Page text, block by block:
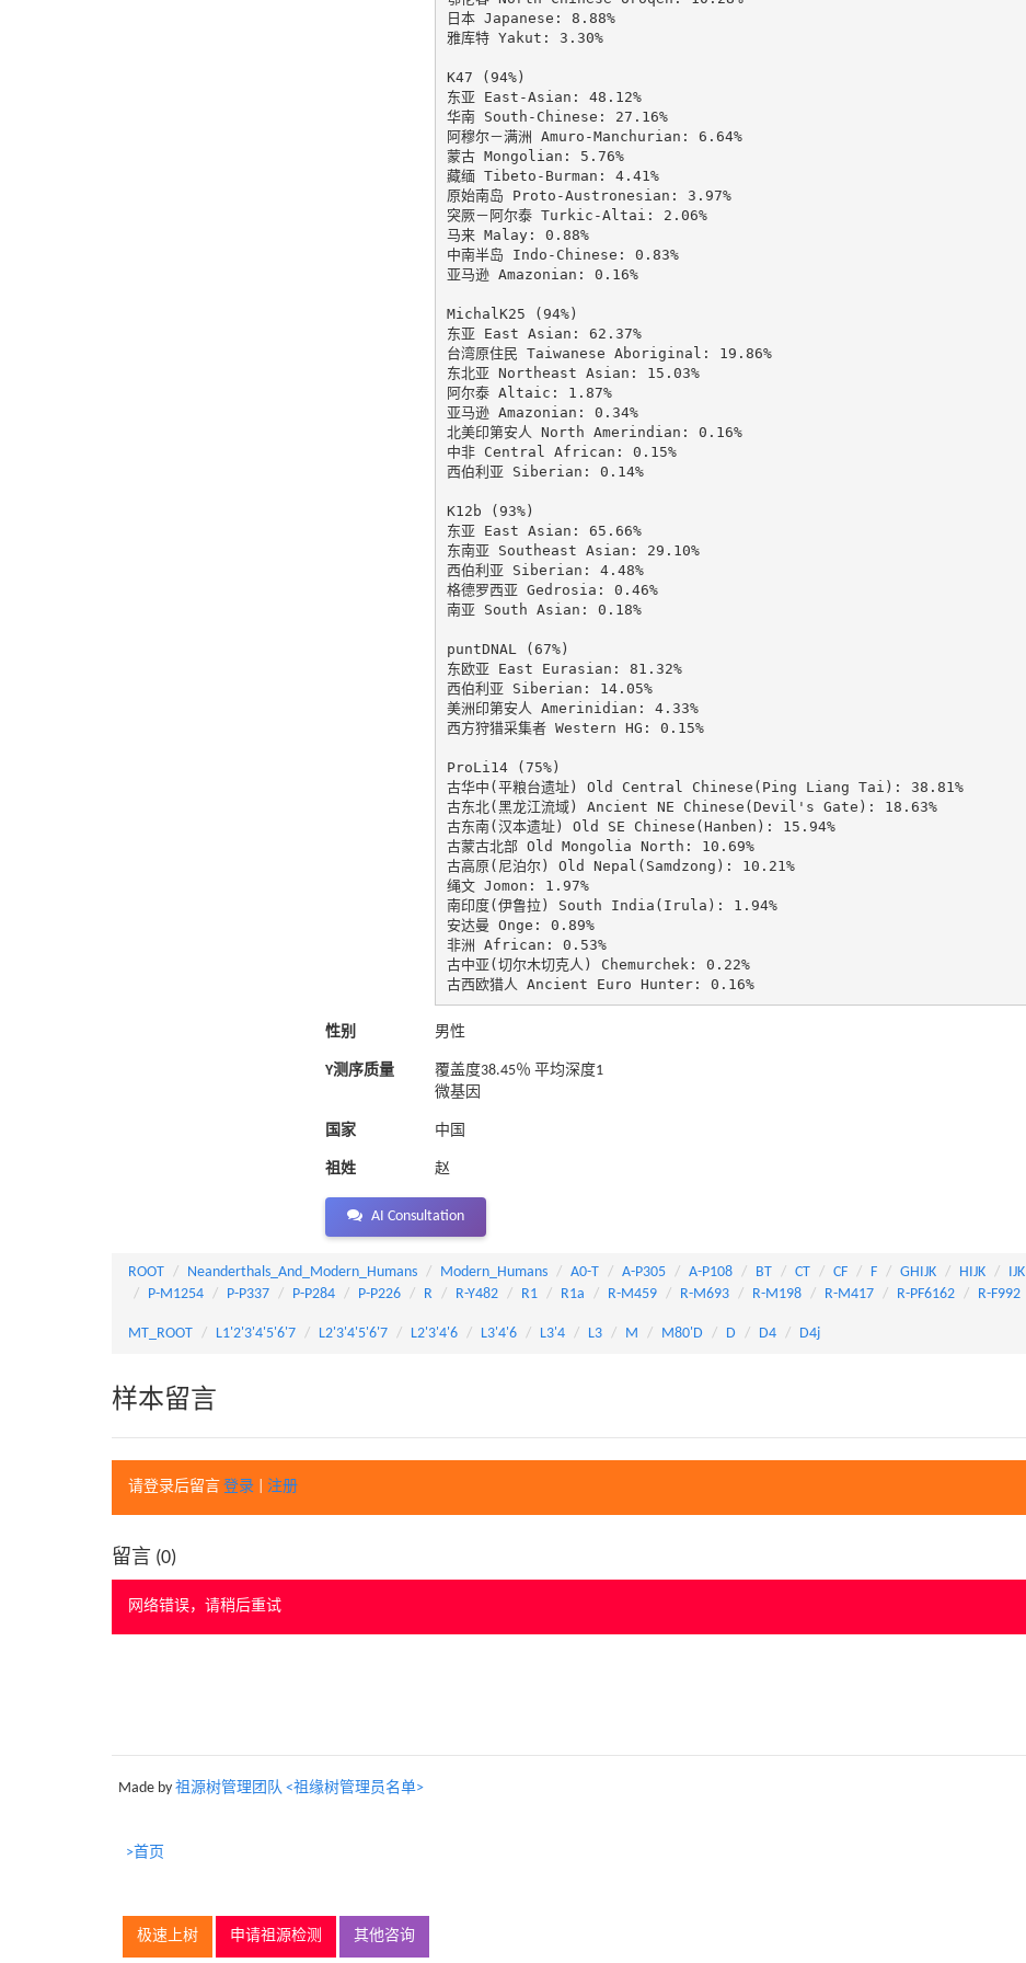
日本 Japanese: 8.88%
雅库特 Yakut: 3.30%
K47 (94%)
东亚 East-Asian: 48.12%
华南 South-Chinese: 27.16%
阿穆尔－满洲 Amuro-Manchurian: 6.64%
蒙古 Mongolian: 5.76%
藏缅 Tibeto-Burman: 4.41%
原始南岛 Proto-Austronesian: 3.97%
突厥－阿尔泰 Turkic-Altai: 2.06%
马来 Malay: 0.88%
中南半岛 Indo-Chinese: 0.83%
亚马逊 Amazonian: 0.16%
MichalK25 (94%)
东亚 East Asian: 62.37%
台湾原住民 Taiwanese Aboriginal: 19.86%
东北亚 Northeast Asian: 15.03%
阿尔泰 Altaic: 1.87%
亚马逊 Amazonian: 0.34%
北美印第安人 North Amerindian: 0.16%
中非 Central African: 0.15%
西伯利亚 Siberian: 0.14%
K12b (93%)
东亚 East Asian: 65.66%
东南亚 Southeast Asian: 29.10%
西伯利亚 Siberian: 4.48%
格德罗西亚 Gedrosia: 0.46%
南亚 South Asian: 0.18%
puntDNAL (67%)
东欧亚 East Eurasian: 81.32%
西伯利亚 Siberian: 14.05%
美洲印第安人 Amerinidian: 4.33%
西方狩猎采集者 Western HG: 0.15%
ProLi14 (75%)
古华中(平粮台遗址) Old Central Chinese(Ping Liang Tai): 38.81%
古东北(黑龙江流域) Ancient NE Chinese(Devil's Gate): 18.63%
古东南(汉本遗址) Old SE Chinese(Hanben): 15.94%
古蒙古北部 Old Mongolia North: 10.69%
古高原(尼泊尔) Old Nepal(Samdzong): 10.21%
绳文 Jomon: 1.97%
南印度(伊鲁拉) South India(Irula): 1.94%
安达曼 Onge: 0.89%
非洲 African: 0.53%
古中亚(切尔木切克人) Chemurchek: 0.22%
古西欧猎人 Ancient Euro Hunter: 0.16%
性别 男性
Y测序质量
覆盖度38.45％ 平均深度1
微基因
国家 中国
祖姓 赵
AI Consultation
ROOT Neanderthals_And_Modern_Humans Modern_Humans A0-T A-P305 A-P108 BT CT CF F GHIJK HIJK IJK
P-M1254
P-P337 P-P284 P-P226 R R-Y482 R1 R1a R-M459 R-M693 R-M198 R-M417 R-PF6162 R-F992
MT_ROOT L1'2'3'4'5'6'7 L2'3'4'5'6'7 L2'3'4'6 L3'4'6 L3'4 L3 M M80'D D D4 D4j
样本留言
请登录后留言 登录 注册
留言 (0)
网络错误，请稍后重试
Made by 祖源树管理团队 <祖缘树管理员名单>
>首页
极速上树 申请祖源检测 其他咨询